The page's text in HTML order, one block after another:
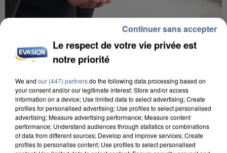
Un second cadre de la DZ Mafia interpellé en
Algérie
quelques jours plus tôt.
Le respect de votre vie privée est
notre priorité
We and our (447) partnersdo the following data processing based on
your consent and/or our legitimate interest: Store and/or access
information on a device; Use limited data to select advertising; Create
profiles for personalised advertising; Use profiles to select personalised
advertising; Measure advertising performance; Measure content
performance; Understand audiences through statistics or combinations
of data from different sources; Develop and improve services; Create
profiles to personalise content; Use profiles to select personalised
Continuer sans accepter